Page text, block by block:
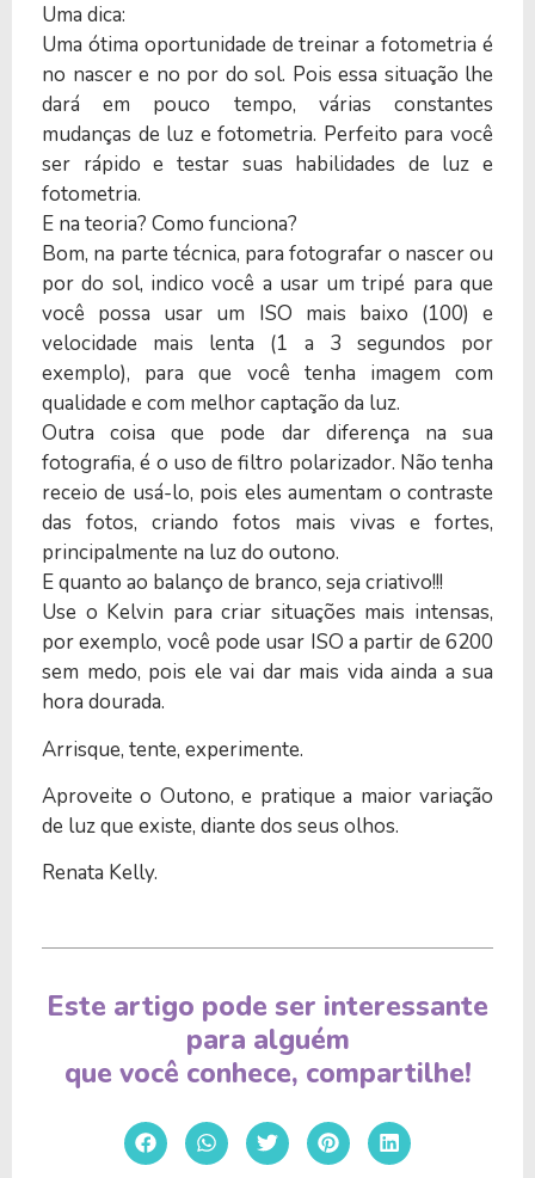
Uma dica:
Uma ótima oportunidade de treinar a fotometria é
no nascer e no por do sol. Pois essa situação lhe
dará em pouco tempo, várias constantes
mudanças de luz e fotometria. Perfeito para você
ser rápido e testar suas habilidades de luz e
fotometria.
E na teoria? Como funciona?
Bom, na parte técnica, para fotografar o nascer ou
por do sol, indico você a usar um tripé para que
você possa usar um ISO mais baixo (100) e
velocidade mais lenta (1 a 3 segundos por
exemplo), para que você tenha imagem com
qualidade e com melhor captação da luz.
Outra coisa que pode dar diferença na sua
fotografia, é o uso de filtro polarizador. Não tenha
receio de usá-lo, pois eles aumentam o contraste
das fotos, criando fotos mais vivas e fortes,
principalmente na luz do outono.
E quanto ao balanço de branco, seja criativo!!!
Use o Kelvin para criar situações mais intensas,
por exemplo, você pode usar ISO a partir de 6200
sem medo, pois ele vai dar mais vida ainda a sua
hora dourada.
Arrisque, tente, experimente.
Aproveite o Outono, e pratique a maior variação
de luz que existe, diante dos seus olhos.
Renata Kelly.
Este artigo pode ser interessante
para alguém
que você conhece, compartilhe!